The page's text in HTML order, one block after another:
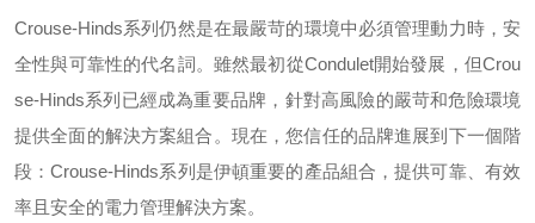
Crouse-Hinds系列仍然是在最嚴苛的環境中必須管理動力時，安
全性與可靠性的代名詞。雖然最初從Condulet開始發展，但Crou
se-Hinds系列已經成為重要品牌，針對高風險的嚴苛和危險環境
提供全面的解決方案組合。現在，您信任的品牌進展到下一個階
段：Crouse-Hinds系列是伊頓重要的產品組合，提供可靠、有效
率且安全的電力管理解決方案。